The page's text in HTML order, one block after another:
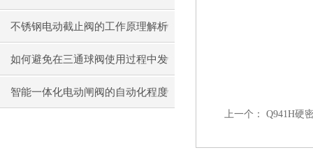
竟会了吗？
不锈钢电动截止阀的工作原理解析
如何避免在三通球阀使用过程中发
生故障
智能一体化电动闸阀的自动化程度
上一个： Q941H硬